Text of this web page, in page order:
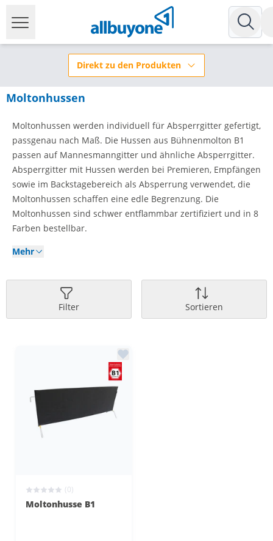
Direkt zu den Produkten
Moltonhussen
Moltonhussen werden individuell für Absperrgitter gefertigt,
passgenau nach Maß. Die Hussen aus Bühnenmolton B1
passen auf Mannesmanngitter und ähnliche Absperrgitter.
Absperrgitter mit Hussen werden bei Premieren, Empfängen
sowie im Backstagebereich als Absperrung verwendet, die
Moltonhussen schaffen eine edle Begrenzung. Die
Moltonhussen sind schwer entflammbar zertifiziert und in 8
Farben bestellbar.
Mehr
Filter Sortieren
(0)
Moltonhusse B1